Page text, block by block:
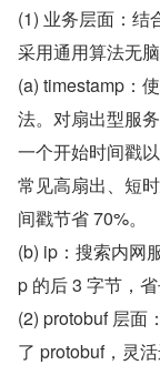
(1) 业务层面：结
采用通用算法无脑
(a) timestamp：
法。对扇出型服
一个开始时间戳
常见高扇出、短
间戳节省 70%。
(b) ip：搜索内网
p 的后 3 字节，
(2) protobuf 层面
了 protobuf，灵